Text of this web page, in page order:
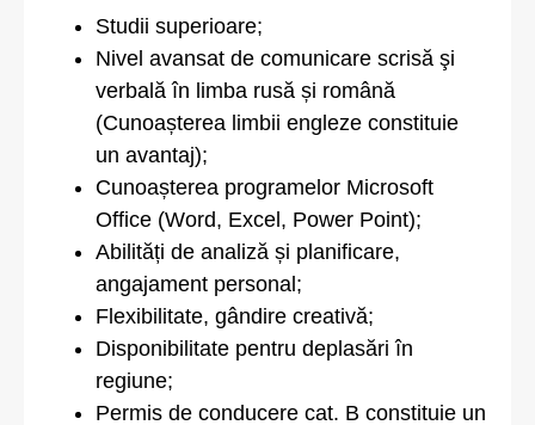
Studii superioare;
Nivel avansat de comunicare scrisă şi
verbală în limba rusă și română
(Cunoașterea limbii engleze constituie
un avantaj);
Cunoașterea programelor Microsoft
Office (Word, Excel, Power Point);
Abilități de analiză și planificare,
angajament personal;
Flexibilitate, gândire creativă;
Disponibilitate pentru deplasări în
regiune;
Permis de conducere cat. B constituie un